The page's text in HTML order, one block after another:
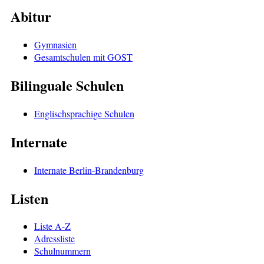
Abitur
Gymnasien
Gesamtschulen mit GOST
Bilinguale Schulen
Englischsprachige Schulen
Internate
Internate Berlin-Brandenburg
Listen
Liste A-Z
Adressliste
Schulnummern